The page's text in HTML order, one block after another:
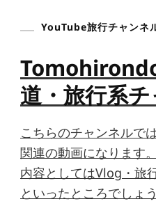
YouTube旅行チャンネ
道・旅行系
こちらのチャンネルで
関連の動画になります。
内容としてはVlog・旅
といったところでしょう